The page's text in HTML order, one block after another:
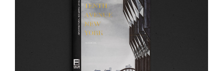
Il catalogo progettato per raccontare
l’intervento è pensato come estensione fisica
dell’architettura: copertina rigida in cartoncino
naturale, stampa a secco che riprende le